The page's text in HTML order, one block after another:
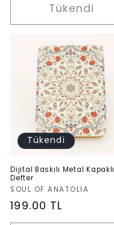
Tükendi
Tükendi
Dijital Baskılı Metal Kapaklı
Defter
Satıcı:
SOUL OF ANATOLIA
Normal
fiyat
199.00 TL